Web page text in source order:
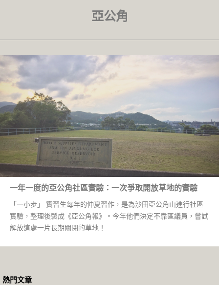
亞公角
一年一度的亞公角社區實驗：一次爭取開放草地的實驗
「一小步」 實習生每年的仲夏習作，是為沙田亞公角山進行社區
實驗，整理後製成《亞公角報》。今年他們決定不靠區議員，嘗試
解放這處一片長期關閉的草地！
熱門文章